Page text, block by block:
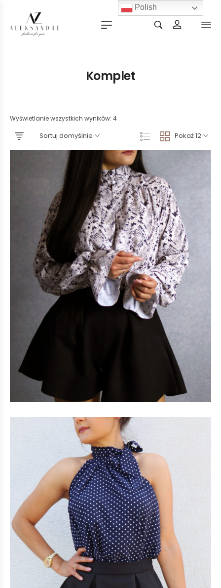
Komplet
Wyświetlanie wszystkich wyników: 4
Pokaż 12
Sortuj domyślnie
Polish